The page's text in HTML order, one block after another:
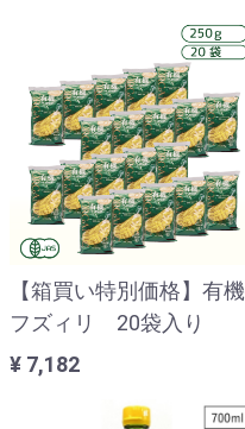
【箱買い特別価格】有機
フズィリ 20袋入り
¥ 7,182